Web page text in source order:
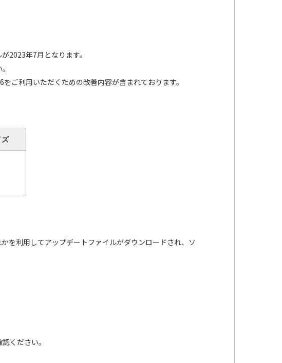
2023年7月となります。
ご利用いただくための改善内容が含まれております。
を利用してアップデートファイルがダウンロードされ、ソ
ください。